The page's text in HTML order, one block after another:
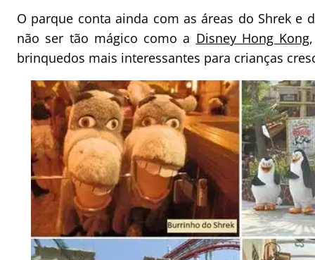
O parque conta ainda com as áreas do Shrek e
não ser tão mágico como a Disney Hong Kong
brinquedos mais interessantes para crianças